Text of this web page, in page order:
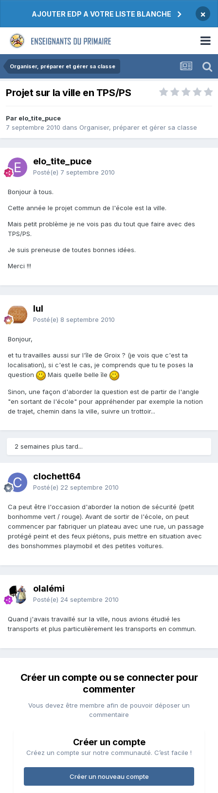
AJOUTER EDP A VOTRE LISTE BLANCHE ×
Organiser, préparer et gérer sa classe
Projet sur la ville en TPS/PS
Par elo_tite_puce
7 septembre 2010 dans Organiser, préparer et gérer sa classe
elo_tite_puce
Posté(e) 7 septembre 2010
Bonjour à tous.
Cette année le projet commun de l'école est la ville.
Mais petit problème je ne vois pas du tout que faire avec des
TPS/PS.
Je suis preneuse de toutes bonnes idées.
Merci !!!
lul
Posté(e) 8 septembre 2010
Bonjour,
et tu travailles aussi sur l'île de Groix ? (je vois que c'est ta
localisation), si c'est le cas, je comprends que tu te poses la
question
Mais quelle belle île
Sinon, une façon d'aborder la question est de partir de l'angle
"en sortant de l'école" pour appréhender par exemple la notion
de trajet, chemin dans la ville, suivre un trottoir...
2 semaines plus tard...
clochett64
Posté(e) 22 septembre 2010
Ca peut être l'occasion d'aborder la notion de sécurité (petit
bonhomme vert / rouge). Avant de sortir de l'école, on peut
commencer par fabriquer un plateau avec une rue, un passage
protégé peint et des feux piétons, puis mettre en situation avec
des bonshommes playmobil et des petites voitures.
olalémi
Posté(e) 24 septembre 2010
Quand j'avais travaillé sur la ville, nous avions étudié les
transports et plus particulièrement les transports en commun.
Créer un compte ou se connecter pour
commenter
Vous devez être membre afin de pouvoir déposer un
commentaire
Créer un compte
Créez un compte sur notre communauté. C’est facile !
Créer un nouveau compte